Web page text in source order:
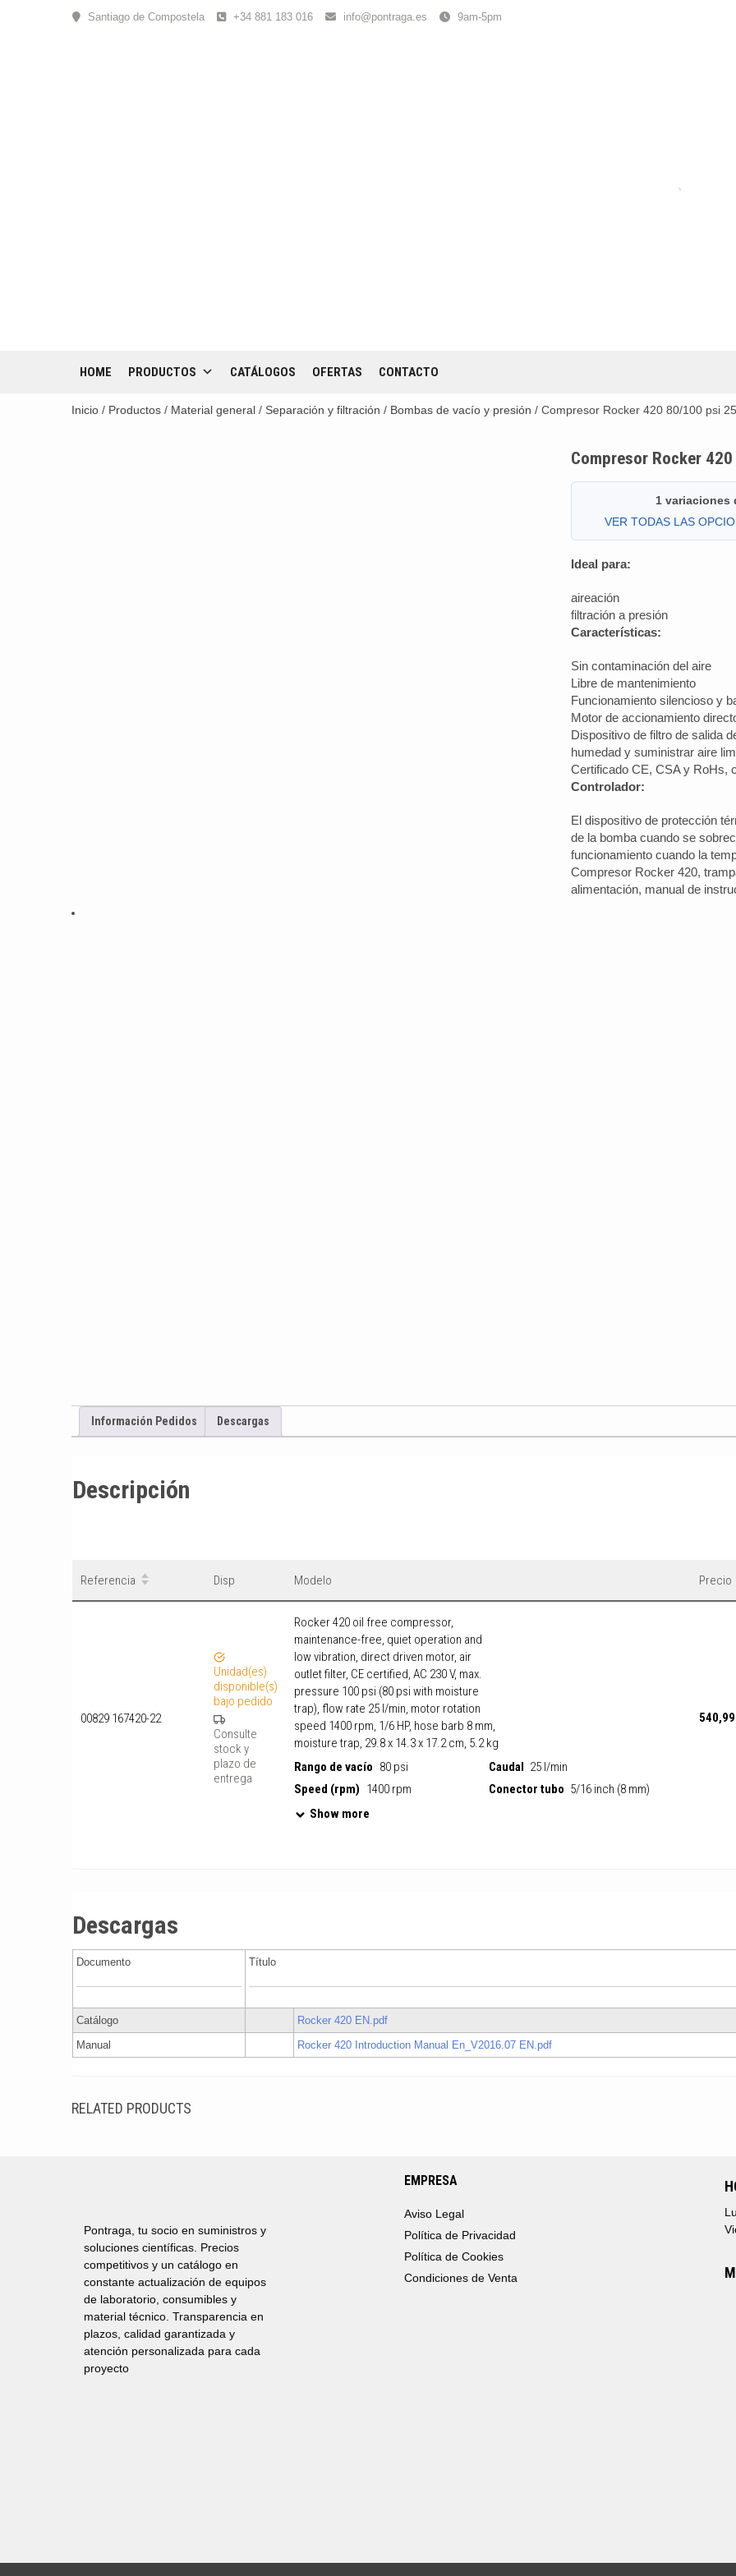
Santiago de Compostela +34 881 183 016 info@pontraga.es 9am-5pm
HOME PRODUCTOS CATÁLOGOS OFERTAS CONTACTO
Inicio / Productos / Material general / Separación y filtración / Bombas de vacío y presión / Compresor Rocker 420 80/100 psi
Compresor Rocker
1 variaciones
VER TODAS LAS
Ideal para:
aireación
filtración a presión
Características:
Sin contaminación del aire
Libre de mantenimiento
Funcionamiento silencioso y
Motor de accionamiento
Dispositivo de filtro de salida
humedad y suministrar aire
Certificado CE, CSA y RoHs,
Controlador:
El dispositivo de protección
de la bomba cuando se
funcionamiento cuando la
Compresor Rocker 420,
alimentación, manual de
Información Pedidos Descargas
Descripción
Referencia Disp Modelo Precio
00829 167420-22
Unidad(es)
disponible(s)
bajo pedido
Consulte
stock y
plazo de
entrega
Rocker 420 oil free compressor,
maintenance-free, quiet operation and
low vibration, direct driven motor, air
outlet filter, CE certified, AC 230 V, max.
pressure 100 psi (80 psi with moisture
trap), flow rate 25 l/min, motor rotation
speed 1400 rpm, 1/6 HP, hose barb 8 mm,
moisture trap, 29.8 x 14.3 x 17.2 cm, 5.2 kg
Rango de vacío 80 psi Caudal 25 l/min
Speed (rpm) 1400 rpm Conector tubo 5/16 inch (8 mm)
Show more
540,99
Descargas
Documento Título
Catálogo
Rocker 420 EN.pdf
Manual
Rocker 420 Introduction Manual En_V2016.07 EN.pdf
RELATED PRODUCTS
Pontraga, tu socio en suministros y
soluciones científicas. Precios
competitivos y un catálogo en
constante actualización de equipos
de laboratorio, consumibles y
material técnico. Transparencia en
plazos, calidad garantizada y
atención personalizada para cada
proyecto
EMPRESA
Aviso Legal
Política de Privacidad
Política de Cookies
Condiciones de Venta